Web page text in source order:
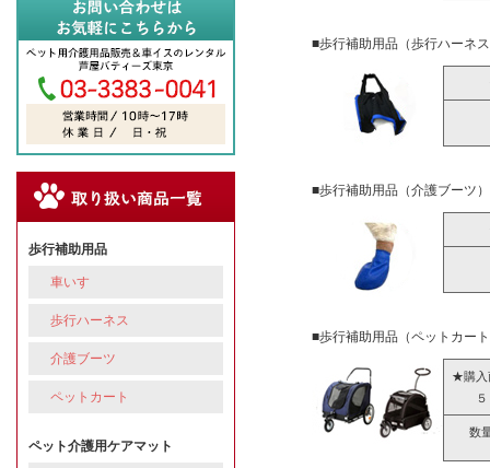
歩行補助用品
車いす
歩行ハーネス
介護ブーツ
ペットカート
ペット介護用ケアマット
■歩行補助用品（歩行ハーネ
■歩行補助用品（介護ブーツ
■歩行補助用品（ペットカー
★購入
５
数